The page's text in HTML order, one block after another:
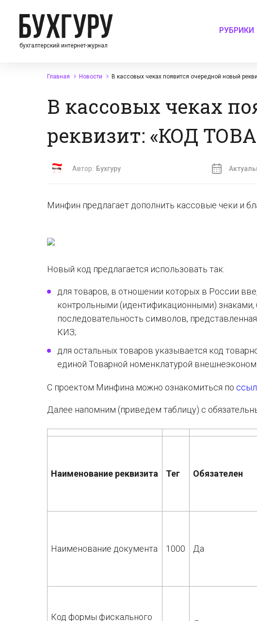
бухгалтерский интернет-журнал
РУБРИКИ
Главная Новости В кассовых чеках появится очередной новый
В кассовых чеках
реквизит: «КОД
Автор: Бухгуру
Минфин предлагает дополнить кассовые чеки и
Новый код предлагается использовать так:
для товаров, в отношении которых в России
контрольными (идентификационными) знаками,
последовательность символов,
КИЗ;
для остальных товаров указывается код
единой Товарной номенклатурой
С проектом Минфина можно ознакомиться по
Далее напомним (приведем таблицу) с
Наименование реквизита Тег Обязателен
Наименование документа 1000 Да
Код формы фискального